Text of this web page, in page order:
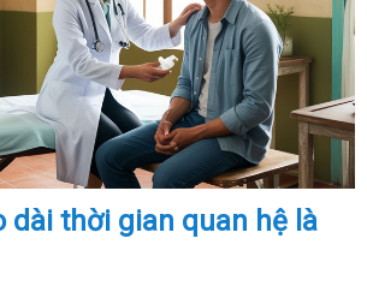
dài thời gian quan hệ là